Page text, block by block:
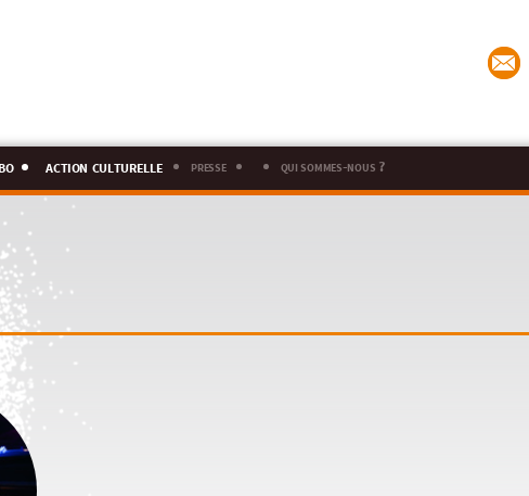
action culturelle presse qui sommes-nous ?